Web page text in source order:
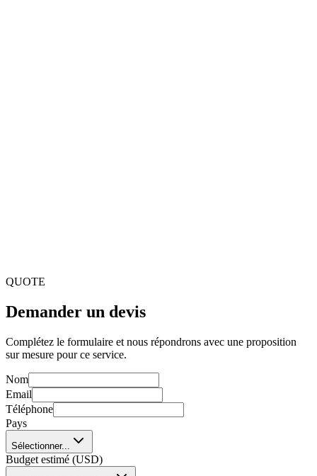
QUOTE
Demander un devis
Complétez le formulaire et nous répondrons avec une proposition
sur mesure pour ce service.
Nom
Email
Téléphone
Pays
Sélectionner...
Budget estimé (USD)